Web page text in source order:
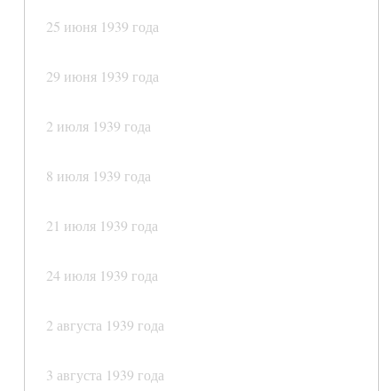
25 июня 1939 года
29 июня 1939 года
2 июля 1939 года
8 июля 1939 года
21 июля 1939 года
24 июля 1939 года
2 августа 1939 года
3 августа 1939 года